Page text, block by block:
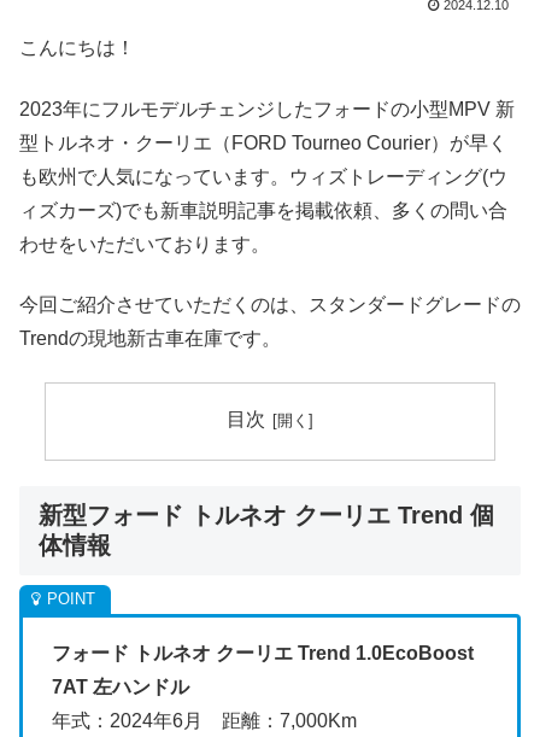
2024.12.10
こんにちは！
2023年にフルモデルチェンジしたフォードの小型MPV 新
型トルネオ・クーリエ（FORD Tourneo Courier）が早く
も欧州で人気になっています。ウィズトレーディング(ウ
ィズカーズ)でも新車説明記事を掲載依頼、多くの問い合
わせをいただいております。
今回ご紹介させていただくのは、スタンダードグレードの
Trendの現地新古車在庫です。
目次
新型フォード トルネオ クーリエ Trend 個
体情報
フォード トルネオ クーリエ Trend 1.0EcoBoost
7AT 左ハンドル
年式：2024年6月 距離：7,000Km